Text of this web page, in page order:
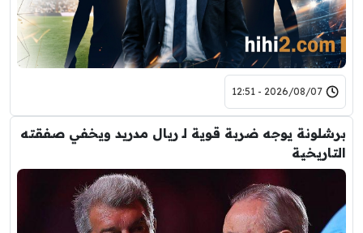
2026/08/07 - 12:51
برشلونة يوجه ضربة قوية لـ ريال مدريد ويخفي صفقته
التاريخية